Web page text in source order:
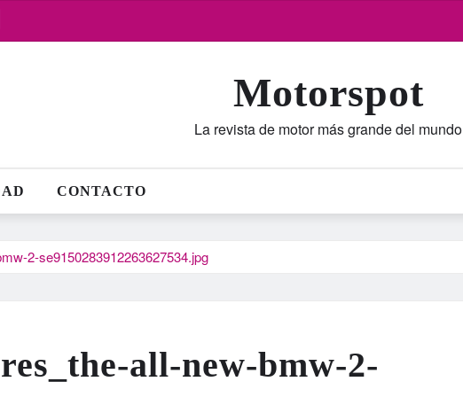
Motorspot
La revista de motor más grande del mundo
CONTACTO
2-se9150283912263627534.jpg
all-new-bmw-2-